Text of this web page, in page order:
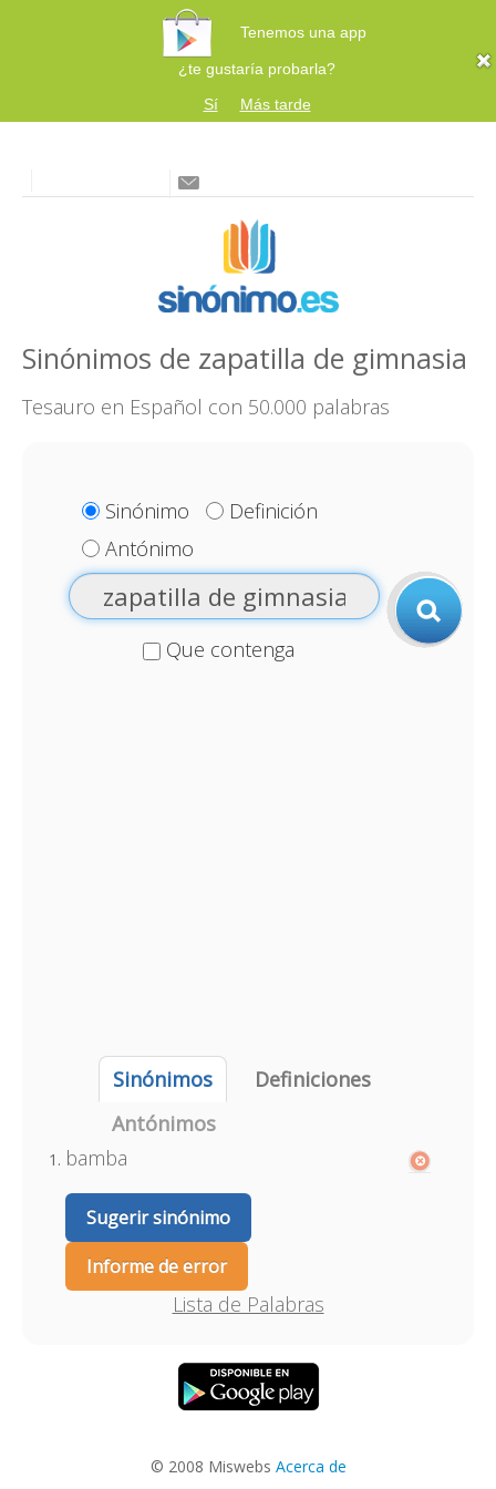
Tenemos una app
¿te gustaría probarla?
Sí
Más tarde
Sinónimos de zapatilla de gimnasia
Tesauro en Español con 50.000 palabras
Sinónimo
Definición
Antónimo
Que contenga
Sinónimos
Definiciones
Antónimos
bamba
Sugerir sinónimo
Informe de error
Lista de Palabras
© 2008 Miswebs Acerca de